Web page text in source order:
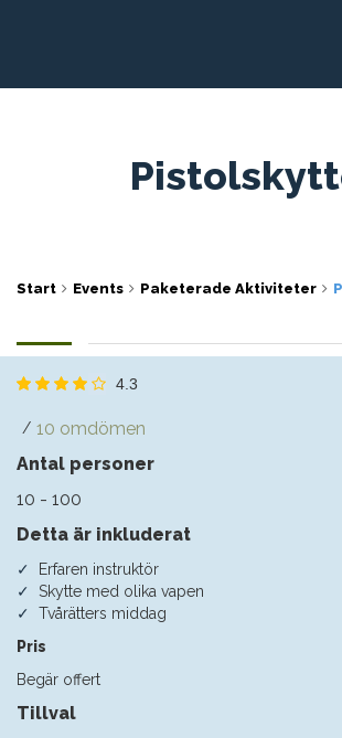
Start Events Paketerade Aktiviteter
4.3
/ 10 omdömen
Antal personer
10 - 100
Detta är inkluderat
Erfaren instruktör
Skytte med olika vapen
Tvårätters middag
Pris
Begär offert
Tillval